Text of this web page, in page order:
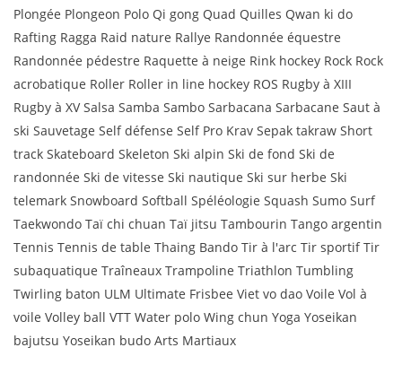
Plongée Plongeon Polo Qi gong Quad Quilles Qwan ki do
Rafting Ragga Raid nature Rallye Randonnée équestre
Randonnée pédestre Raquette à neige Rink hockey Rock Rock
acrobatique Roller Roller in line hockey ROS Rugby à XIII
Rugby à XV Salsa Samba Sambo Sarbacana Sarbacane Saut à
ski Sauvetage Self défense Self Pro Krav Sepak takraw Short
track Skateboard Skeleton Ski alpin Ski de fond Ski de
randonnée Ski de vitesse Ski nautique Ski sur herbe Ski
telemark Snowboard Softball Spéléologie Squash Sumo Surf
Taekwondo Taï chi chuan Taï jitsu Tambourin Tango argentin
Tennis Tennis de table Thaing Bando Tir à l'arc Tir sportif Tir
subaquatique Traîneaux Trampoline Triathlon Tumbling
Twirling baton ULM Ultimate Frisbee Viet vo dao Voile Vol à
voile Volley ball VTT Water polo Wing chun Yoga Yoseikan
bajutsu Yoseikan budo Arts Martiaux